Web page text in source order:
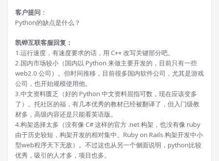
客户提问 ：
Python的缺点是什么？
凯铧互联客服回复：
1.运行速度，有速度要求的话，用 C++ 改写关键部分吧。
2.国内市场较小（国内以 Python 来做主要开发的，目前只有一些
web2.0 公司）。但时间推移，目前很多国内软件公司，尤其是游戏
公司，也开始规模使用他。
3.中文资料匮乏（好的 Python 中文资料屈指可数，现在应该变多
了）。托社区的福，有几本优秀的教材已经被翻译了，但入门级教
材多，高级内容还是只能看英语版。
4.构架选择太多（没有像 C# 这样的官方 .net 构架，也没有像 ruby
由于历史较短，构架开发的相对集中。Ruby on Rails 构架开发中小
型web程序天下无敌）。不过这也从另一个侧面说明，python比较
优秀，吸引的人才多，项目也多。